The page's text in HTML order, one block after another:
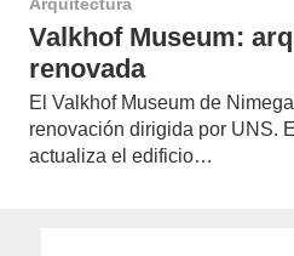
Valkhof Museum:
renovada
El Valkhof Museum de
renovación dirigida por UNS.
actualiza el edificio…